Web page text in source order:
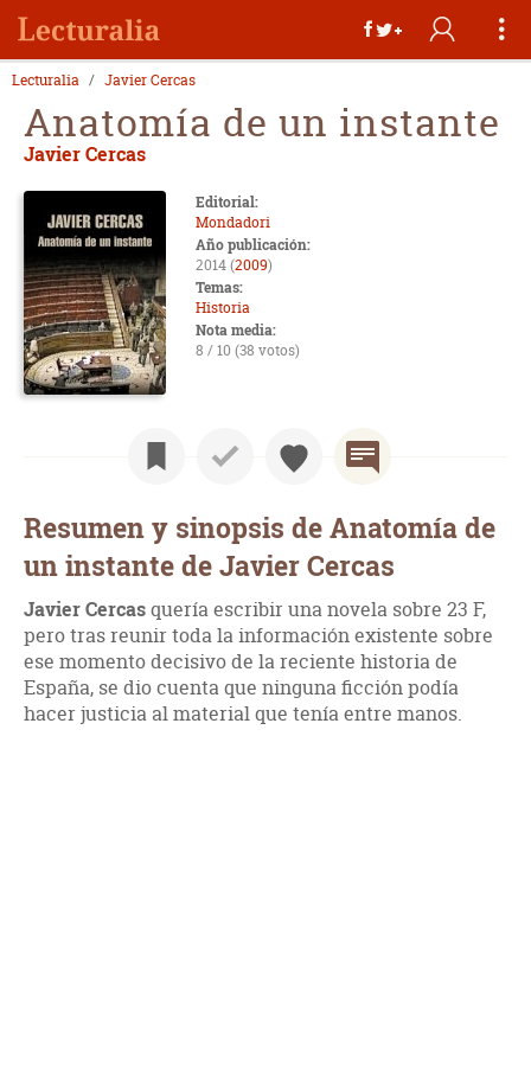
Lecturalia Javier Cercas
Anatomía de un instante
Javier Cercas
Editorial:
Mondadori
Año publicación:
2014 (2009)
Temas:
Historia
Nota media:
8 / 10 (38 votos)
Resumen y sinopsis de Anatomía de
un instante de Javier Cercas
Javier Cercasquería escribir una novela sobre 23 F,
pero tras reunir toda la información existente sobre
ese momento decisivo de la reciente historia de
España, se dio cuenta que ninguna ficción podía
hacer justicia al material que tenía entre manos.